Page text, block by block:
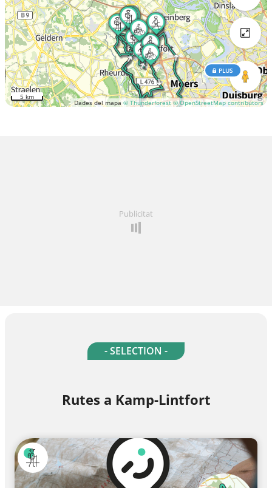
Dades del mapa © Thunderforest © OpenStreetMap contributors
PLUS
5 km
Publicitat
- SELECTION -
Rutes a Kamp-Lintfort